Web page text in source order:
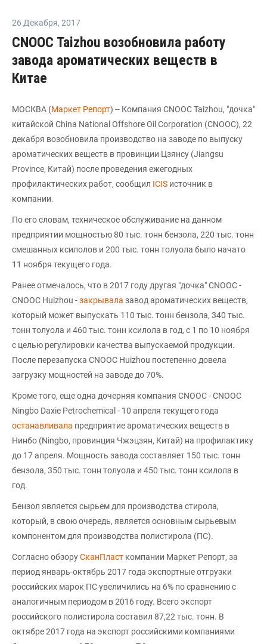
26 Декабря, 2017
CNOOC Taizhou возобновила работу
завода ароматических веществ в
Китае
МОСКВА (Маркет Репорт) -- Компания CNOOC Taizhou, "дочка"
китайской China National Offshore Oil Corporation (CNOOC), 22
декабря возобновила производство на заводе по выпуску
ароматических веществ в провинции Цзянсу (Jiangsu
Province, Китай) после проведения ежегодных
профилактических работ, сообщил ICIS источник в
компании.
По его словам, техническое обслуживание на данном
предприятии мощностью 80 тыс. тонн бензола, 220 тыс. тонн
смешанных ксилолов и 200 тыс. тонн толуола было начато
11 ноября текущего года.
Ранее отмечалось, что в 2017 году другая "дочка" CNOOC -
CNOOC Huizhou -закрывала завод ароматических веществ,
который может выпускать 110 тыс. тонн бензола, 340 тыс.
тонн толуола и 460 тыс. тонн ксилола в год, с 1 по 10 ноября
с целью регулировки качества выпускаемой продукции.
После перезапуска CNOOC Huizhou постепенно довела
загрузку мощностей на заводе до 70%.
Кроме того, еще одна дочерняя компания CNOOC - CNOOC
Ningbo Daxie Petrochemical - 10 апреля текущего года
останавливала предприятие ароматических веществ в
Нинбо (Ningbo, провинция Чжэцзян, Китай) на профилактику
до 17 апреля. Мощность завода составляет 150 тыс. тонн
бензола, 350 тыс. тонн толуола и 450 тыс. тонн ксилола в
год.
Бензол является сырьем для производства стирола,
который, в свою очередь, является основным сырьевым
компонентом для производства полистирола (ПС).
Согласно обзоруСканПласт компании Маркет Репорт, за
период январь-октябрь 2017 года экспортные отгрузки
российских марок ПС увеличились на 6% по сравнению с
аналогичным периодом в 2016 году. Всего экспорт
российского полистирола составил 87,22 тыс. тонн. В
октябре 2017 года на экспорт российскими компаниями